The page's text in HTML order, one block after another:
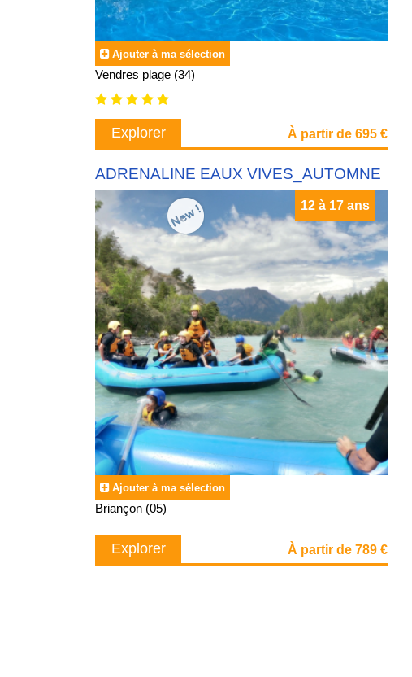
Ajouter à ma sélection
Vendres plage (34)
Explorer À partir de 695 €
ADRENALINE EAUX VIVES_AUTOMNE
12 à 17 ans
Ajouter à ma sélection
Briançon (05)
Explorer À partir de 789 €